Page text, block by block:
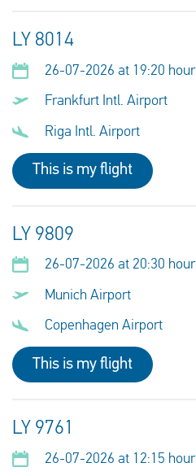
LY 8014
26-07-2026 at 19:20 hour
Frankfurt Intl. Airport
Riga Intl. Airport
This is my flight
LY 9809
26-07-2026 at 20:30 hour
Munich Airport
Copenhagen Airport
This is my flight
LY 9761
26-07-2026 at 12:15 hour